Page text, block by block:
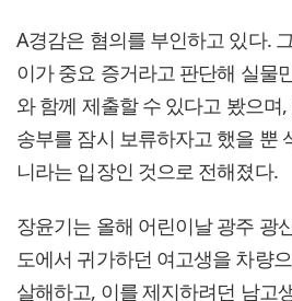
A경감은 혐의를 부인하고 있다.
이가 중요 증거라고 판단해 실물
와 함께 제출할 수 있다고 봤으며
송부를 잠시 보류하자고 했을 뿐
니라는 입장인 것으로 전해졌다.
장윤기는 올해 어린이날 광주 광
도에서 귀가하던 여고생을 차량
살해하고, 이를 제지하려던 남고